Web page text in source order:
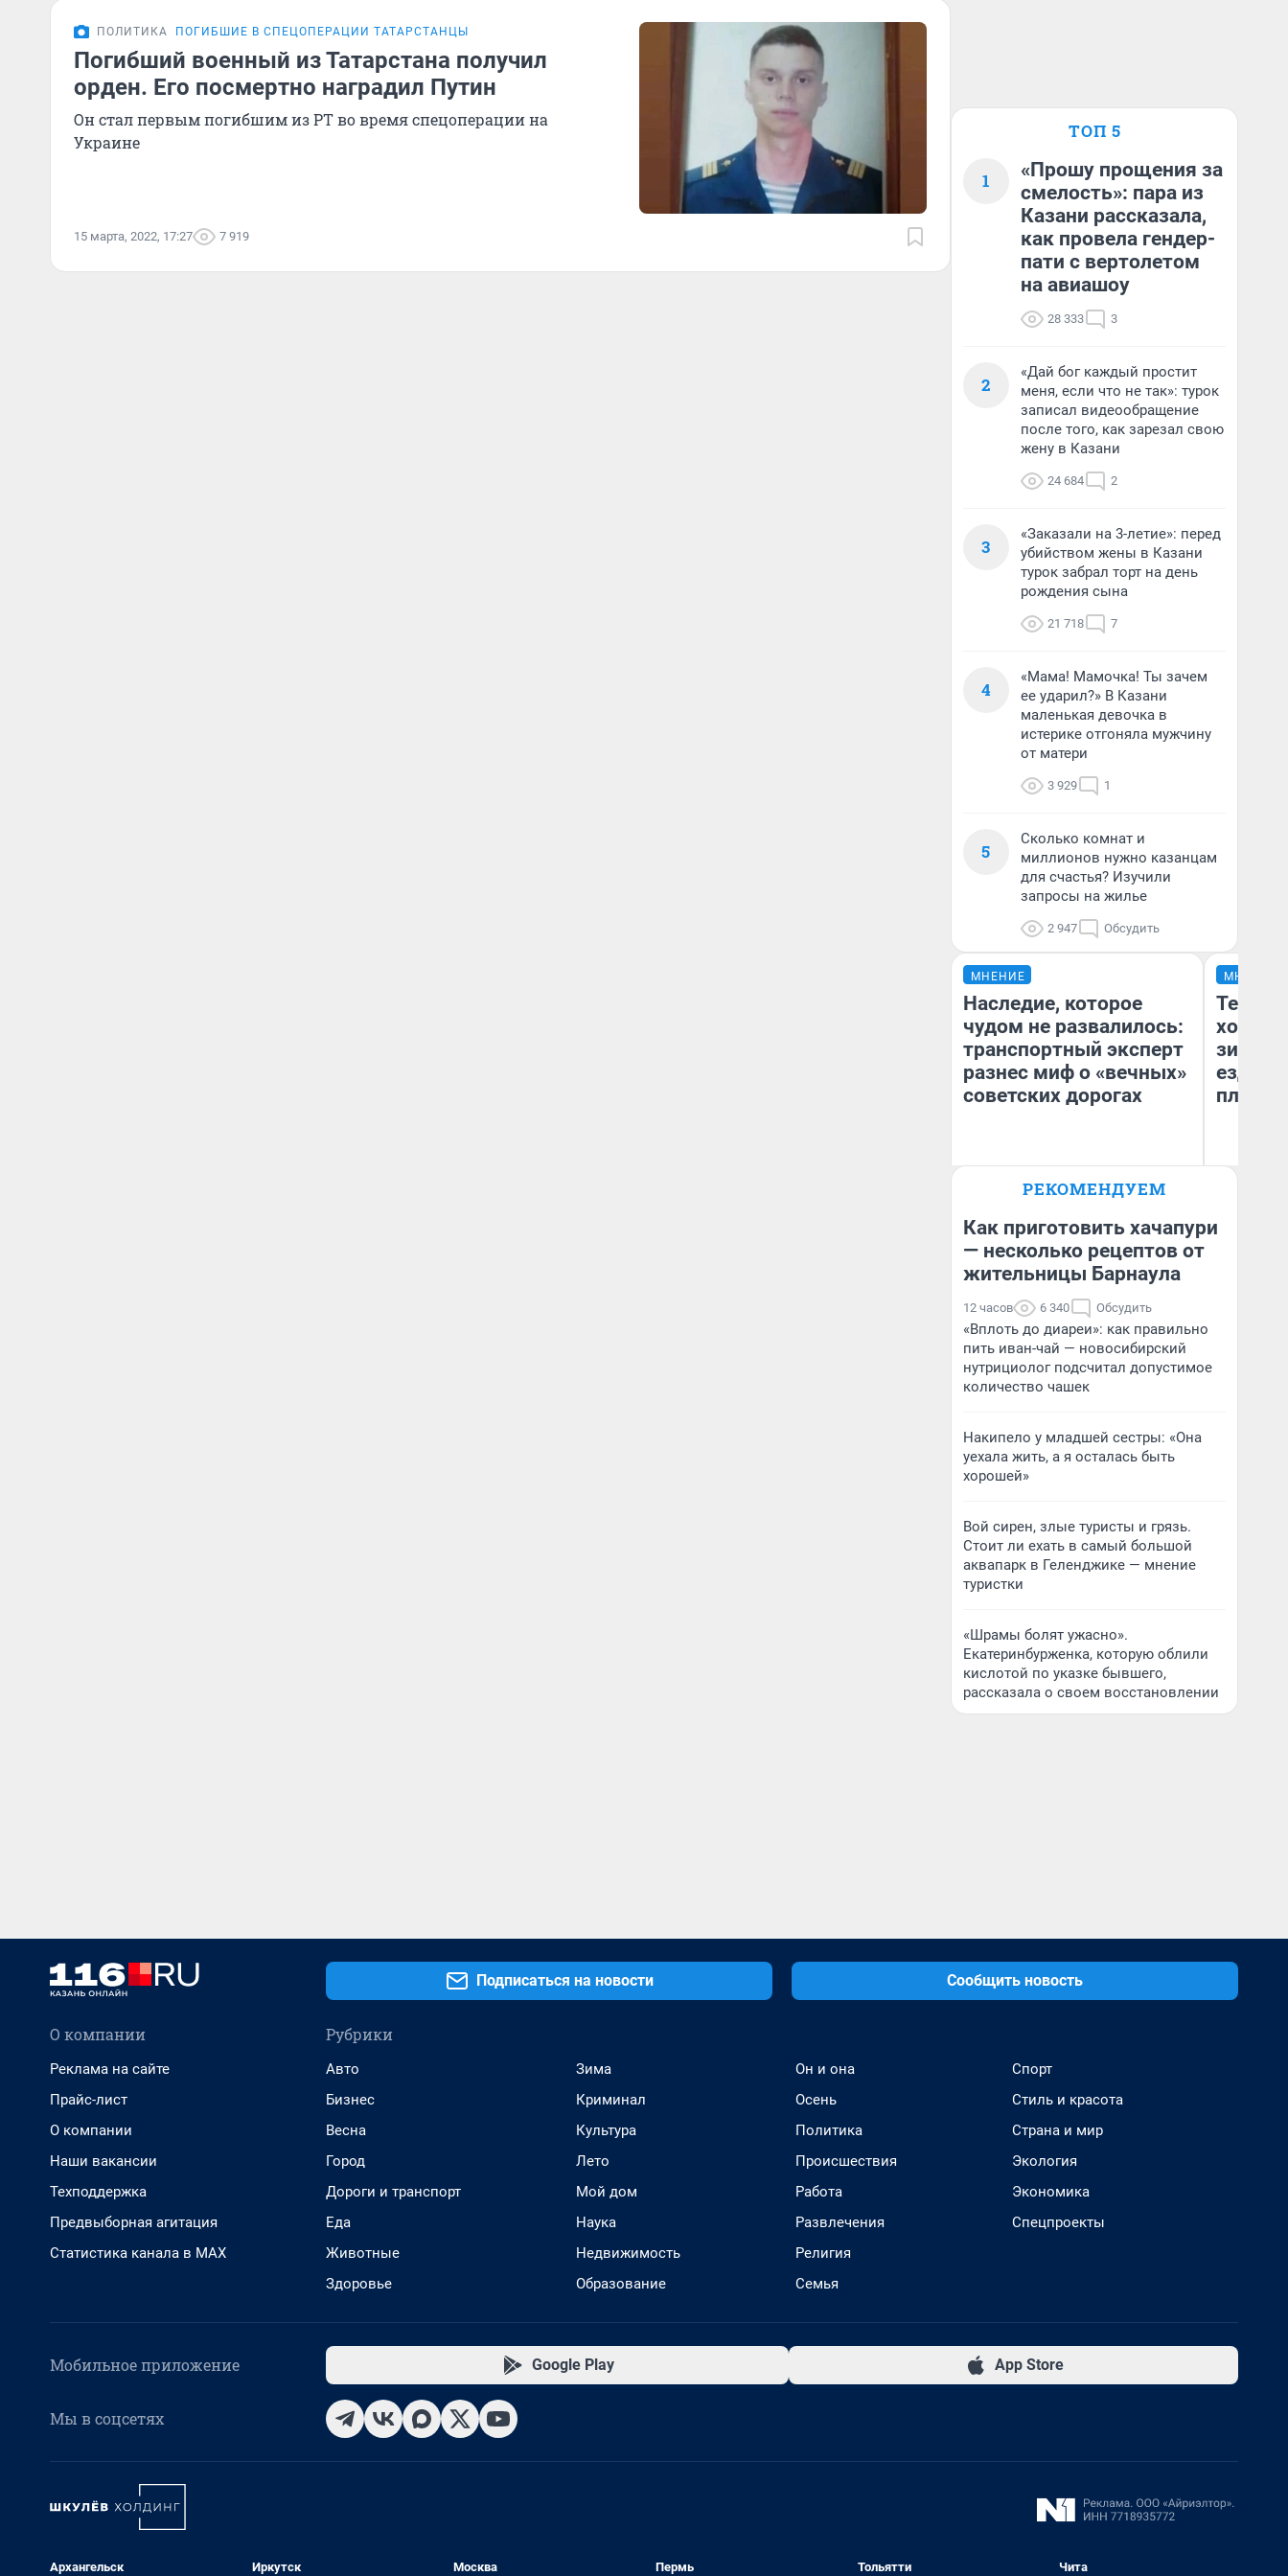
ПОЛИТИКА ПОГИБШИЕ В СПЕЦОПЕРАЦИИ ТАТАРСТАНЦЫ
Погибший военный из Татарстана получил
орден. Его посмертно наградил Путин
Он стал первым погибшим из РТ во время спецоперации на
Украине
15 марта, 2022, 17:27 7 919
ТОП 5
1
«Прошу прощения за
смелость»: пара из
Казани рассказала,
как провела гендер-
пати с вертолетом
на авиашоу
28 333 3
2
«Дай бог каждый простит
меня, если что не так»: турок
записал видеообращение
после того, как зарезал свою
жену в Казани
24 684 2
3
«Заказали на 3-летие»: перед
убийством жены в Казани
турок забрал торт на день
рождения сына
21 718 7
4
«Мама! Мамочка! Ты зачем
ее ударил?» В Казани
маленькая девочка в
истерике отгоняла мужчину
от матери
3 929 1
5
Сколько комнат и
миллионов нужно казанцам
для счастья? Изучили
запросы на жилье
2 947 Обсудить
МНЕНИЕ
Наследие, которое
чудом не развалилось:
транспортный эксперт
разнес миф о «вечных»
советских дорогах
Блогер, предприниматель,
бизнесе
МНЕНИЕ
Тепло
зимой.
ездит
плюсы
РЕКОМЕНДУЕМ
Как приготовить хачапури
— несколько рецептов от
жительницы Барнаула
12 часов 6 340 Обсудить
«Вплоть до диареи»: как правильно
пить иван-чай — новосибирский
нутрициолог подсчитал допустимое
количество чашек
Накипело у младшей сестры: «Она
уехала жить, а я осталась быть
хорошей»
Вой сирен, злые туристы и грязь.
Стоит ли ехать в самый большой
аквапарк в Геленджике — мнение
туристки
«Шрамы болят ужасно».
Екатеринбурженка, которую облили
кислотой по указке бывшего,
рассказала о своем восстановлении
Подписаться на новости Сообщить новость
О компании
Реклама на сайте
Прайс-лист
О компании
Наши вакансии
Техподдержка
Предвыборная агитация
Статистика канала в MAX
Рубрики
Авто
Бизнес
Весна
Город
Дороги и транспорт
Еда
Животные
Здоровье
Зима
Криминал
Культура
Лето
Мой дом
Наука
Недвижимость
Образование
Он и она
Осень
Политика
Происшествия
Работа
Развлечения
Религия
Семья
Спорт
Стиль и красота
Страна и мир
Экология
Экономика
Спецпроекты
Мобильное приложение Google Play App Store
Мы в соцсетях
Архангельск Иркутск Москва Пермь Тольятти Чита